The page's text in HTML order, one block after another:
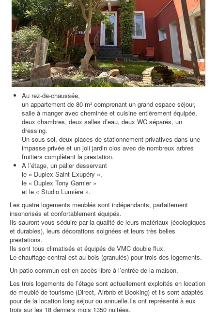
Au rez-de-chaussée,
un appartement de 80 m² comprenant un grand espace séjour,
salle à manger avec cheminée et cuisine entièrement équipée,
deux chambres, deux salles d’eau, deux WC séparés, un
dressing.
Un sous-sol, deux places de stationnement privatives dans une
impasse privée et un joli jardin clos avec de nombreux arbres
fruitiers complètent la prestation.
A l’étage, un palier desservant
le « Duplex Saint Exupéry »,
le « Duplex Tony Garnier »
et le « Studio Lumière ».
Les quatre logements meublés sont indépendants, parfaitement
insonorisés et confortablement équipés.
Ils sauront vous séduire par la qualité de leurs matériaux (écologiques
et durables), leurs décorations soignées et leurs très belles
prestations.
Ils sont tous climatisés et équipés de VMC double flux.
Le chauffage central est au bois (granulés) pour trois des logements.
Un patio commun est en accès libre à l’entrée de la maison.
Les trois logements de l’étage sont actuellement exploités en location
de meublé de tourisme (Direct, Airbnb et Booking) et ils sont adaptés
pour de la location long séjour ou annuelle.Ils ont représenté à eux
trois sur les 18 derniers mois 1350 nuitées.